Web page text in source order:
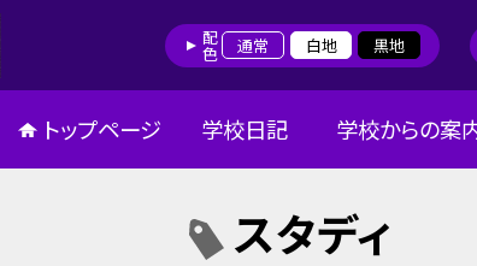
配色 通常 白地 黒地
トップページ 学校日記 学校からの案
スタディ